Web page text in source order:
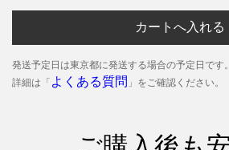
カートへ入れる
発送予定日は東京都に発送する場合の予定日です。
詳細は「 よくある質問 」をご確認ください。